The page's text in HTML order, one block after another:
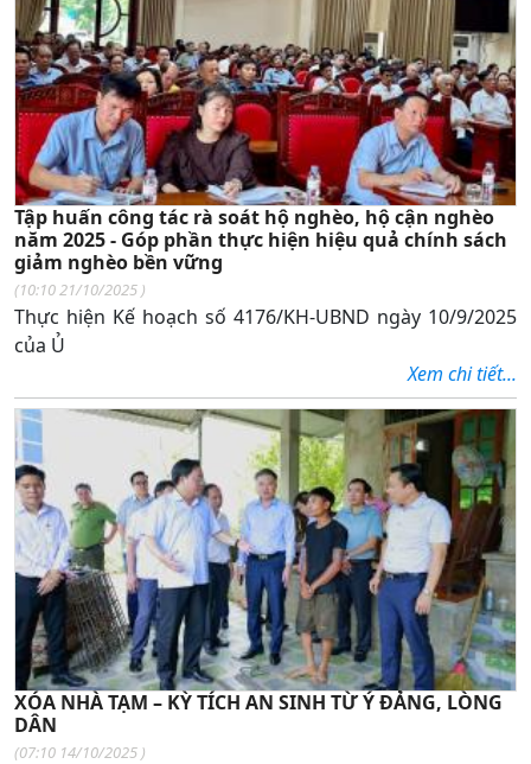
Tập huấn công tác rà soát hộ nghèo, hộ cận nghèo
năm 2025 - Góp phần thực hiện hiệu quả chính sách
giảm nghèo bền vững
(10:10 21/10/2025 )
Thực hiện Kế hoạch số 4176/KH-UBND ngày 10/9/2025
của Ủ
Xem chi tiết...
XÓA NHÀ TẠM – KỲ TÍCH AN SINH TỪ Ý ĐẢNG, LÒNG
DÂN
(07:10 14/10/2025 )